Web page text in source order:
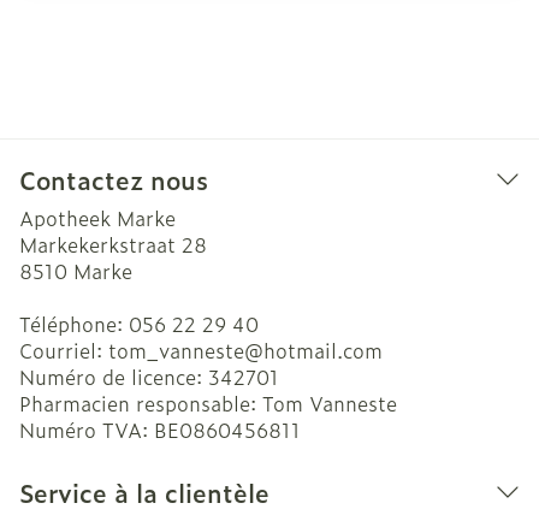
Contactez nous
Apotheek Marke
Markekerkstraat 28
8510 Marke
Téléphone: 056 22 29 40
Courriel: tom_vanneste@hotmail.com
Numéro de licence: 342701
Pharmacien responsable: Tom Vanneste
Numéro TVA: BE0860456811
Service à la clientèle